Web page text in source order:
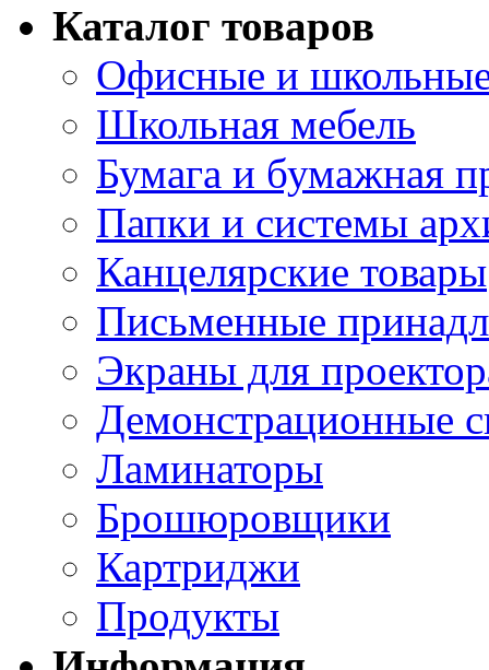
Каталог товаров
Офисные и
Школьная мебель
Бумага и бумажная
Папки и системы
Канцелярские товары
Письменные
Экраны для
Демонстрационные
Ламинаторы
Брошюровщики
Картриджи
Продукты